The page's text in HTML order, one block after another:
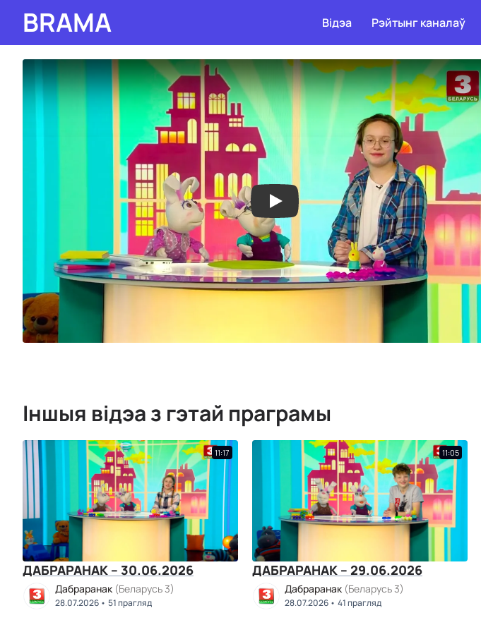
BRAMA Відэа Рэйтынг каналаў
Іншыя відэа з гэтай праграмы
11:17
ДАБРАРАНАК – 30.06.2026
Дабраранак (Беларусь 3)
28.07.2026 51 прагляд
11:05
ДАБРАРАНАК – 29.06.2026
Дабраранак (Беларусь 3)
28.07.2026 41 прагляд